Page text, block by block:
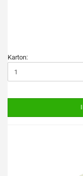
Karton: